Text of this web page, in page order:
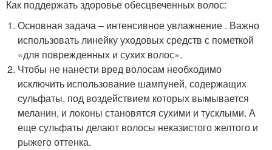
Как поддержать здоровье обесцвеченных волос:
Основная задача – интенсивное увлажнение . Важно
использовать линейку уходовых средств с пометкой
«для поврежденных и сухих волос».
Чтобы не нанести вред волосам необходимо
исключить использование шампуней, содержащих
сульфаты, под воздействием которых вымывается
меланин, и локоны становятся сухими и тусклыми. А
еще сульфаты делают волосы неказистого желтого и
рыжего оттенка.